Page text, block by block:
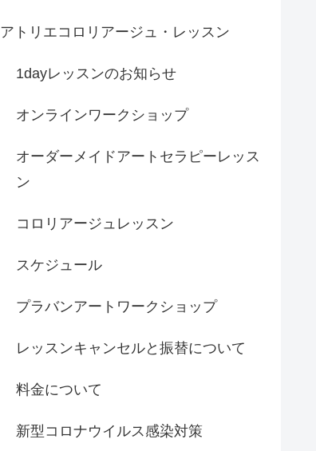
アトリエコロリアージュ・レッスン
1dayレッスンのお知らせ
オンラインワークショップ
オーダーメイドアートセラピーレッス
ン
コロリアージュレッスン
スケジュール
プラバンアートワークショップ
レッスンキャンセルと振替について
料金について
新型コロナウイルス感染対策